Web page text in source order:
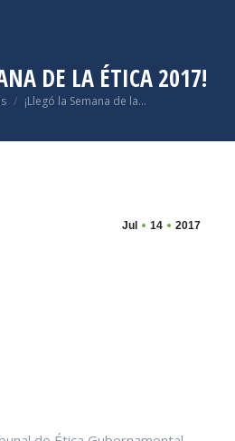
DE LA ÉTICA 2017!
¡Llegó la Semana de la…
Jul 14 2017